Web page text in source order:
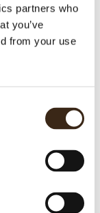
partners who
you’ve
from your use
1982700
10.00 kg
ja
Nee
Nee
ja